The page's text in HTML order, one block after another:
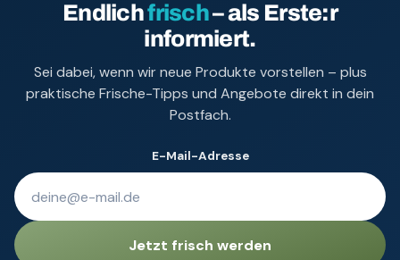
Endlichfrisch– als Erste:r
informiert.
Sei dabei, wenn wir neue Produkte vorstellen – plus
praktische Frische-Tipps und Angebote direkt in dein
Postfach.
E-Mail-Adresse
Jetzt frisch werden